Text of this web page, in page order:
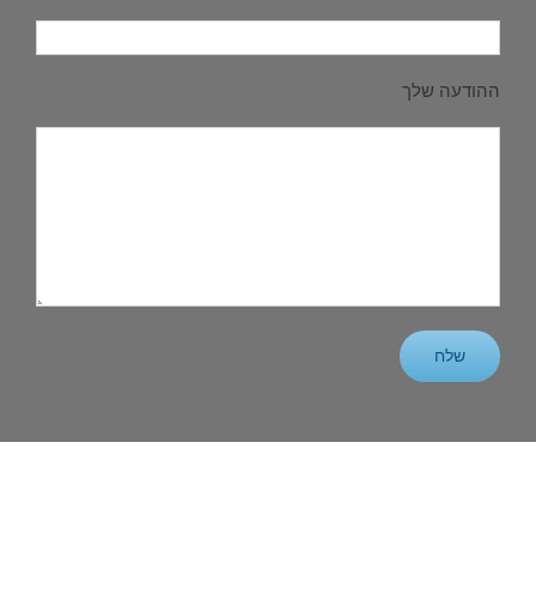
ההודעה שלך